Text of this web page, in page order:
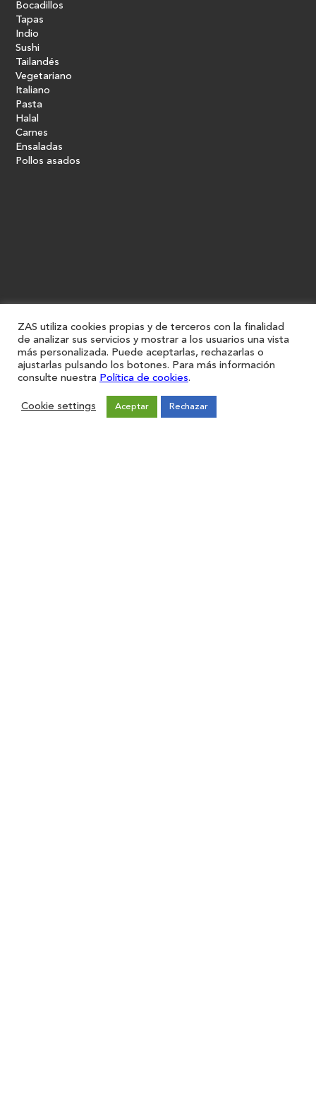
Bocadillos
Tapas
Indio
Sushi
Tailandés
Vegetariano
Italiano
Pasta
Halal
Carnes
Ensaladas
Pollos asados
ZAS utiliza cookies propias y de terceros con la finalidad
de analizar sus servicios y mostrar a los usuarios una vista
más personalizada. Puede aceptarlas, rechazarlas o
ajustarlas pulsando los botones. Para más información
consulte nuestra Política de cookies.
Cookie settings Aceptar Rechazar